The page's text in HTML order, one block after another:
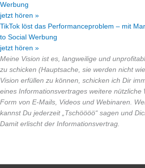
Werbung
jetzt hören »
TikTok löst das Performanceproblem – mit
to Social Werbung
jetzt hören »
Meine Vision ist es, langweilige und
zu schicken (Hauptsache, sie werden nicht
Vision erfüllen zu können, schicken ich Dir
eines Informationsvertrages weitere nützliche
Form von E-Mails, Videos und Webinaren.
kannst Du jederzeit „Tschöööö“ sagen und
Damit erlischt der Informationsvertrag.